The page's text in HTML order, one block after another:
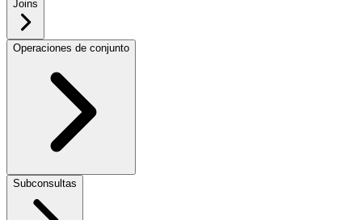
Joins
Operaciones de conjunto
Subconsultas